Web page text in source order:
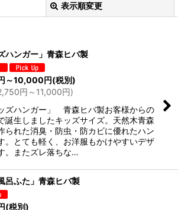
表示順変更
ハンガー」青森ヒバ製
～10,000円(税別)
円 ～11,000円)
ズハンガー」 青森ヒバ製お客様からの
誕生しましたキッズサイズ。天然木青森
られた消臭・防虫・防カビに優れたハン
。とても軽く、お洋服もかけやすいデザ
。またズレ落ちな…
呂ふた」青森ヒバ製
(税別)